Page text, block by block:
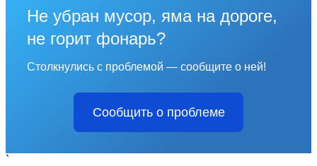
Не убран мусор, яма на дороге,
не горит фонарь?
Столкнулись с проблемой — сообщите о ней!
Сообщить о проблеме
`